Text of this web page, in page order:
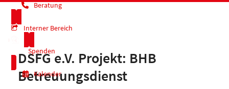
Beratung
Interner Bereich
Spenden
Kalender
DSFG e.V. Projekt: BHB
Betreuungsdienst